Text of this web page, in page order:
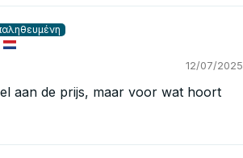
12/07/2025
aan de prijs, maar voor wat hoort